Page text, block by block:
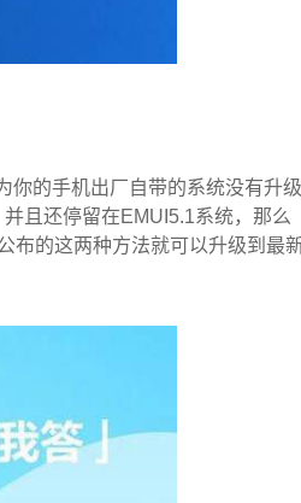
你的手机出厂自带的系统没有升级
且还停留在EMUI5.1系统，那么
布的这两种方法就可以升级到最